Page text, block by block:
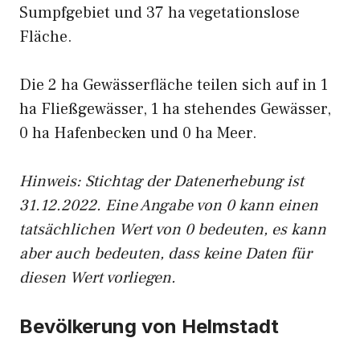
Sumpfgebiet und 37 ha vegetationslose
Fläche.
Die 2 ha Gewässerfläche teilen sich auf in 1
ha Fließgewässer, 1 ha stehendes Gewässer,
0 ha Hafenbecken und 0 ha Meer.
Hinweis: Stichtag der Datenerhebung ist
31.12.2022. Eine Angabe von 0 kann einen
tatsächlichen Wert von 0 bedeuten, es kann
aber auch bedeuten, dass keine Daten für
diesen Wert vorliegen.
Bevölkerung von Helmstadt